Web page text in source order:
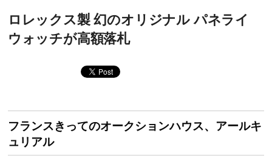
ロレックス製 幻のオリジナル パネライ
ウォッチが高額落札
フランスきってのオークションハウス、アールキ
ュリアル